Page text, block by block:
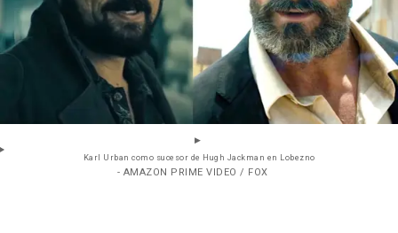
Karl Urban como sucesor de Hugh Jackman en Lobezno
- AMAZON PRIME VIDEO / FOX